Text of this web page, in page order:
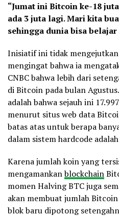
“Jumat ini Bitcoin ke-18
ada 3 juta lagi. Mari kita
sehingga dunia bisa
Inisiatif ini tidak
mengingat bahwa ia
CNBC bahwa lebih dari
di Bitcoin pada bulan
adalah bahwa sejauh ini
menurut situs web data
batas atas untuk berapa
dalam sistem hardcode
Karena jumlah koin yang
mengamankanblockchain
momen Halving BTC juga
akan membuat jumlah
blok baru dipotong